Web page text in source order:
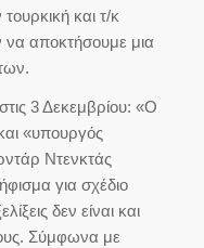
και τ/κ
να αποκτήσουμε μια
3 Δεκεμβρίου: «Ο
«υπουργός
Ντενκτάς
για σχέδιο
δεν είναι και
Σύμφωνα με